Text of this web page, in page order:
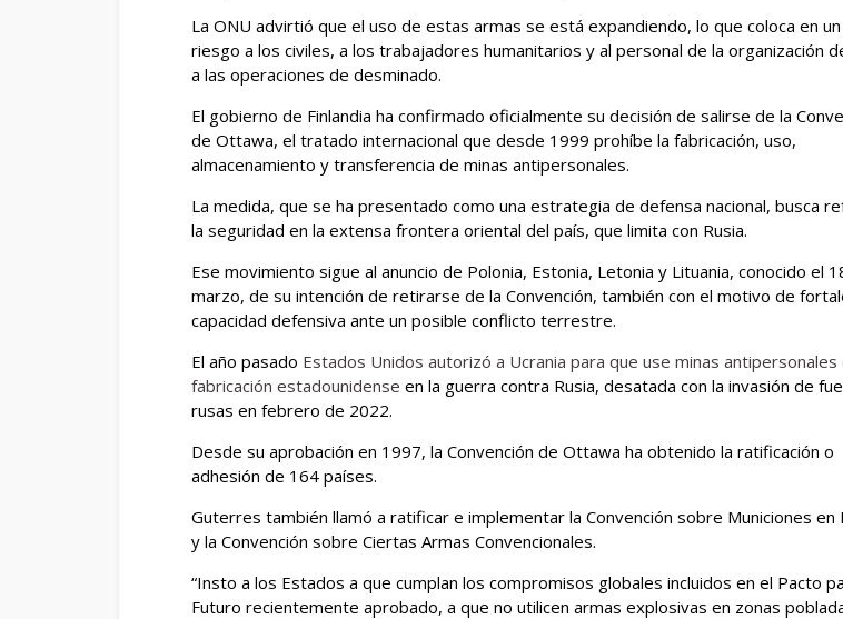
La ONU advirtió que el uso de estas armas se está expandiendo, lo que coloca en
riesgo a los civiles, a los trabajadores humanitarios y al personal de la organización
a las operaciones de desminado.
El gobierno de Finlandia ha confirmado oficialmente su decisión de salirse de la
de Ottawa, el tratado internacional que desde 1999 prohíbe la fabricación, uso,
almacenamiento y transferencia de minas antipersonales.
La medida, que se ha presentado como una estrategia de defensa nacional, busca
la seguridad en la extensa frontera oriental del país, que limita con Rusia.
Ese movimiento sigue al anuncio de Polonia, Estonia, Letonia y Lituania, conocido el
marzo, de su intención de retirarse de la Convención, también con el motivo de
capacidad defensiva ante un posible conflicto terrestre.
El año pasado Estados Unidos autorizó a Ucrania para que use minas antipersonales
fabricación estadounidense en la guerra contra Rusia, desatada con la invasión de
rusas en febrero de 2022.
Desde su aprobación en 1997, la Convención de Ottawa ha obtenido la ratificación o
adhesión de 164 países.
Guterres también llamó a ratificar e implementar la Convención sobre Municiones en
y la Convención sobre Ciertas Armas Convencionales.
“Insto a los Estados a que cumplan los compromisos globales incluidos en el Pacto
Futuro recientemente aprobado, a que no utilicen armas explosivas en zonas